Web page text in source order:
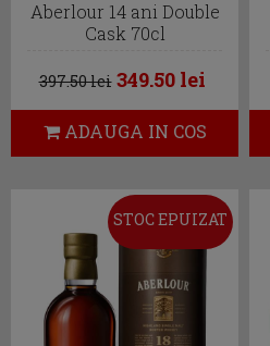
Aberlour 14 ani Double
Cask 70cl
397.50 lei 349.50 lei
ADAUGA IN COS
STOC EPUIZAT